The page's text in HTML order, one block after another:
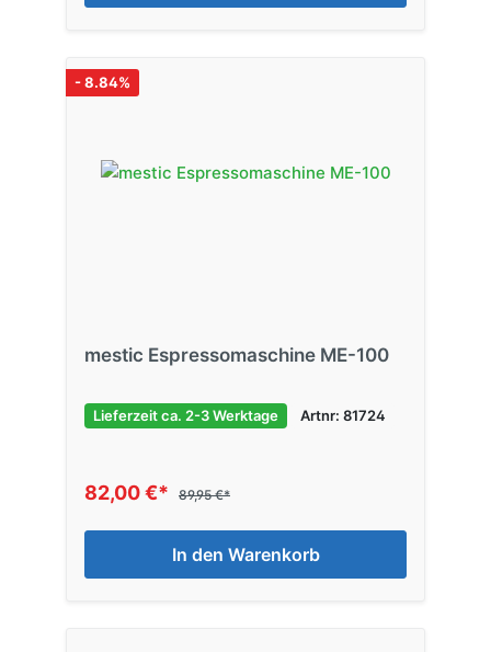
- 8.84%
mestic Espressomaschine ME-100
Lieferzeit ca. 2-3 Werktage Artnr: 81724
82,00 €* 89,95 €*
In den Warenkorb